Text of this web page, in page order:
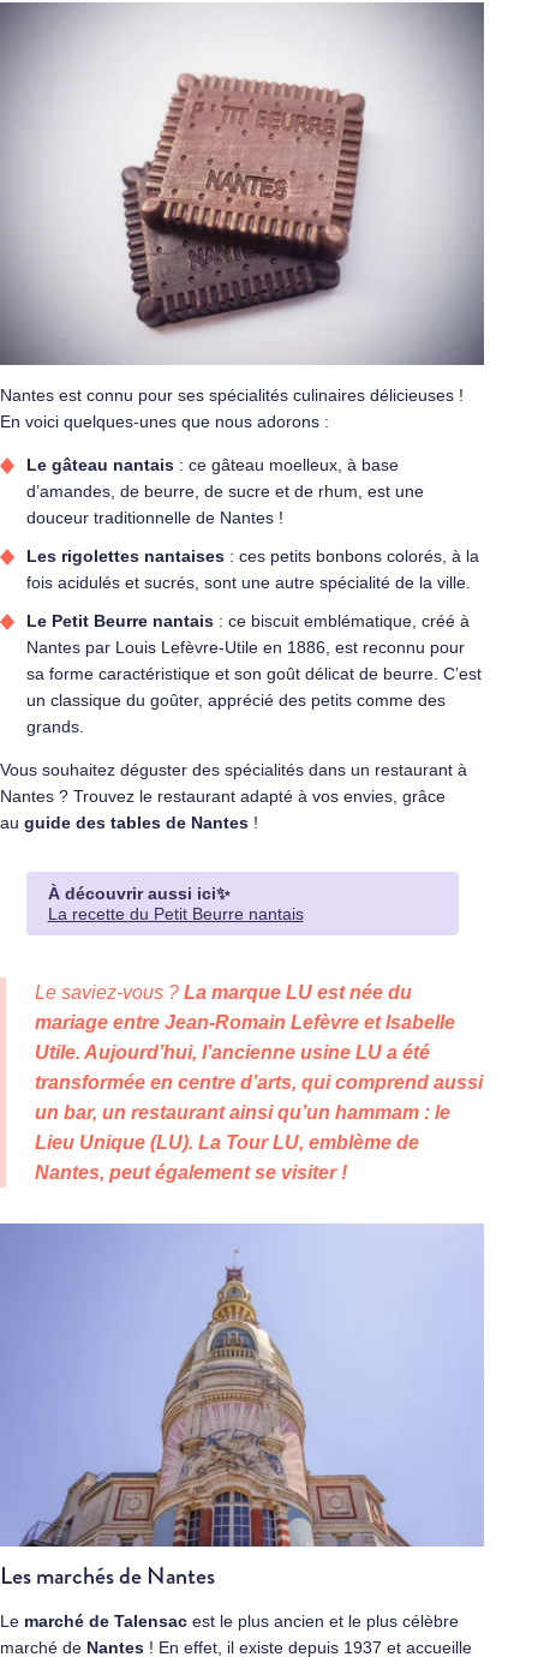
Nantes est connu pour ses spécialités culinaires délicieuses !
En voici quelques-unes que nous adorons :
Le gâteau nantais : ce gâteau moelleux, à base
d’amandes, de beurre, de sucre et de rhum, est une
douceur traditionnelle de Nantes !
Les rigolettes nantaises : ces petits bonbons colorés, à la
fois acidulés et sucrés, sont une autre spécialité de la ville.
Le Petit Beurre nantais : ce biscuit emblématique, créé à
Nantes par Louis Lefèvre-Utile en 1886, est reconnu pour
sa forme caractéristique et son goût délicat de beurre. C’est
un classique du goûter, apprécié des petits comme des
grands.
Vous souhaitez déguster des spécialités dans un restaurant à
Nantes ? Trouvez le restaurant adapté à vos envies, grâce
au guide des tables de Nantes !
À découvrir aussi ici✨
La recette du Petit Beurre nantais
Le saviez-vous ? La marque LU est née du
mariage entre Jean-Romain Lefèvre et Isabelle
Utile. Aujourd’hui, l’ancienne usine LU a été
transformée en centre d’arts, qui comprend aussi
un bar, un restaurant ainsi qu’un hammam : le
Lieu Unique (LU). La Tour LU, emblème de
Nantes, peut également se visiter !
Les marchés de Nantes
Le marché de Talensac est le plus ancien et le plus célèbre
marché de Nantes ! En effet, il existe depuis 1937 et accueille